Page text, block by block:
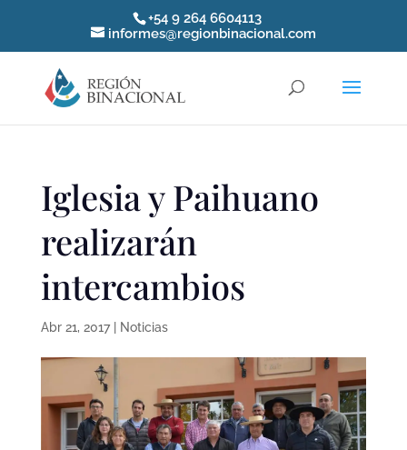
+54 9 264 6604113
informes@regionbinacional.com
Iglesia y Paihuano
realizarán
intercambios
Abr 21, 2017| Noticias